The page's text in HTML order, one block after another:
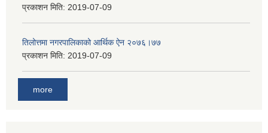
प्रकाशन मिति: 2019-07-09
तिलोत्तमा नगरपालिकाको आर्थिक ऐन २०७६।७७
प्रकाशन मिति: 2019-07-09
more